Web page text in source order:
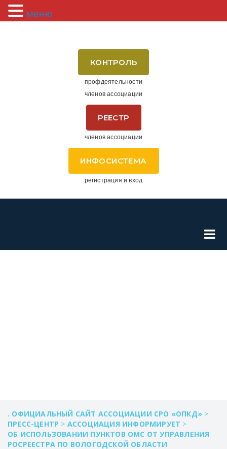
КОНТРОЛЬ
профдеятельности
членов ассоциации
РЕЕСТР
членов ассоциации
ИНФОСИСТЕМА
регистрация и вход
. ОФИЦИАЛЬНЫЙ САЙТ АССОЦИАЦИИ СРО «ОПКД» >
ПРЕСС-ЦЕНТР > АССОЦИАЦИЯ ИНФОРМИРУЕТ >
ОБ ИСПОЛЬЗОВАНИИ ПУНКТОВ ОМС ОТ УПРАВЛЕНИЯ
РОСРЕЕСТРА ПО ВОЛОГОДСКОЙ ОБЛАСТИ
меню